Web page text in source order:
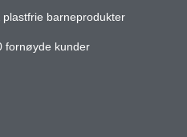
barneprodukter
fornøyde kunder